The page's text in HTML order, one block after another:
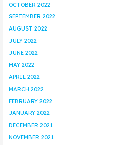
OCTOBER 2022
SEPTEMBER 2022
AUGUST 2022
JULY 2022
JUNE 2022
MAY 2022
APRIL 2022
MARCH 2022
FEBRUARY 2022
JANUARY 2022
DECEMBER 2021
NOVEMBER 2021